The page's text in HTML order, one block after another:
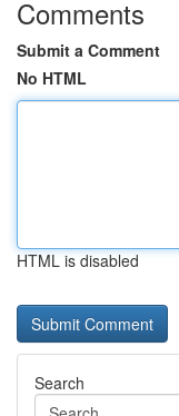
Comments
Submit a Comment
No HTML
HTML is disabled
Search